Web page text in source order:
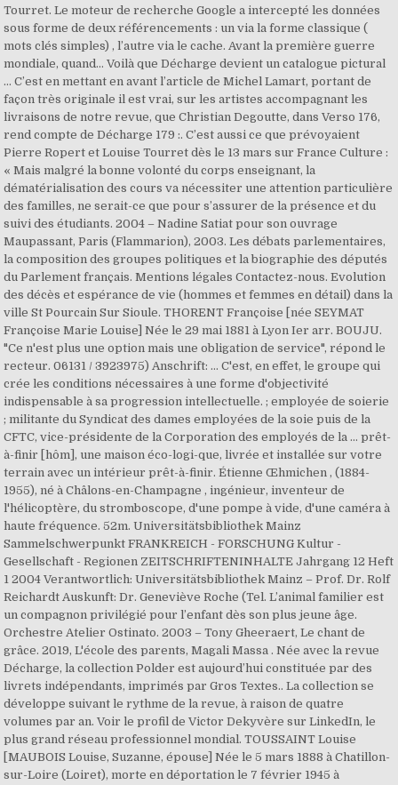
Tourret. Le moteur de recherche Google a intercepté les données
sous forme de deux référencements : un via la forme classique (
mots clés simples) , l’autre via le cache. Avant la première guerre
mondiale, quand… Voilà que Décharge devient un catalogue pictural
… C’est en mettant en avant l’article de Michel Lamart, portant de
façon très originale il est vrai, sur les artistes accompagnant les
livraisons de notre revue, que Christian Degoutte, dans Verso 176,
rend compte de Décharge 179 :. C’est aussi ce que prévoyaient
Pierre Ropert et Louise Tourret dès le 13 mars sur France Culture :
« Mais malgré la bonne volonté du corps enseignant, la
dématérialisation des cours va nécessiter une attention particulière
des familles, ne serait-ce que pour s’assurer de la présence et du
suivi des étudiants. 2004 – Nadine Satiat pour son ouvrage
Maupassant, Paris (Flammarion), 2003. Les débats parlementaires,
la composition des groupes politiques et la biographie des députés
du Parlement français. Mentions légales Contactez-nous. Evolution
des décès et espérance de vie (hommes et femmes en détail) dans la
ville St Pourcain Sur Sioule. THORENT Françoise [née SEYMAT
Françoise Marie Louise] Née le 29 mai 1881 à Lyon Ier arr. BOUJU.
"Ce n'est plus une option mais une obligation de service", répond le
recteur. 06131 / 3923975) Anschrift: … C'est, en effet, le groupe qui
crée les conditions nécessaires à une forme d'objectivité
indispensable à sa progression intellectuelle. ; employée de soierie
; militante du Syndicat des dames employées de la soie puis de la
CFTC, vice-présidente de la Corporation des employés de la … prêt-
à-finir [hôm], une maison éco-logi-que, livrée et installée sur votre
terrain avec un intérieur prêt-à-finir. Étienne Œhmichen , (1884-
1955), né à Châlons-en-Champagne , ingénieur, inventeur de
l'hélicoptère, du stromboscope, d'une pompe à vide, d'une caméra à
haute fréquence. 52m. Universitätsbibliothek Mainz
Sammelschwerpunkt FRANKREICH - FORSCHUNG Kultur -
Gesellschaft - Regionen ZEITSCHRIFTENINHALTE Jahrgang 12 Heft
1 2004 Verantwortlich: Universitätsbibliothek Mainz – Prof. Dr. Rolf
Reichardt Auskunft: Dr. Geneviève Roche (Tel. L’animal familier est
un compagnon privilégié pour l’enfant dès son plus jeune âge.
Orchestre Atelier Ostinato. 2003 – Tony Gheeraert, Le chant de
grâce. 2019, L'école des parents, Magali Massa . Née avec la revue
Décharge, la collection Polder est aujourd’hui constituée par des
livrets indépendants, imprimés par Gros Textes.. La collection se
développe suivant le rythme de la revue, à raison de quatre
volumes par an. Voir le profil de Victor Dekyvère sur LinkedIn, le
plus grand réseau professionnel mondial. TOUSSAINT Louise
[MAUBOIS Louise, Suzanne, épouse] Née le 5 mars 1888 à Chatillon-
sur-Loire (Loiret), morte en déportation le 7 février 1945 à